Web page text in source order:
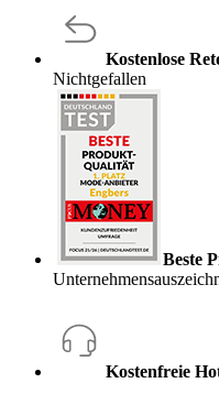
Kostenlose
Nichtgefallen
Beste
Kostenfreie